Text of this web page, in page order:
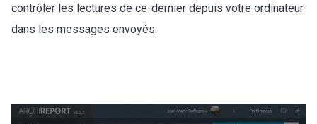
contrôler les lectures de ce-dernier depuis votre ordinateur
dans les messages envoyés.